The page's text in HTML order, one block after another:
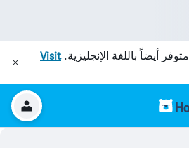
متوفر أيضاً باللغة الإنجليزية.Visit